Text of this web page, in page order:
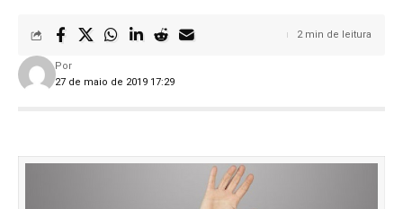
27 de maio de 2019 17:29
Por
2 min de leitura